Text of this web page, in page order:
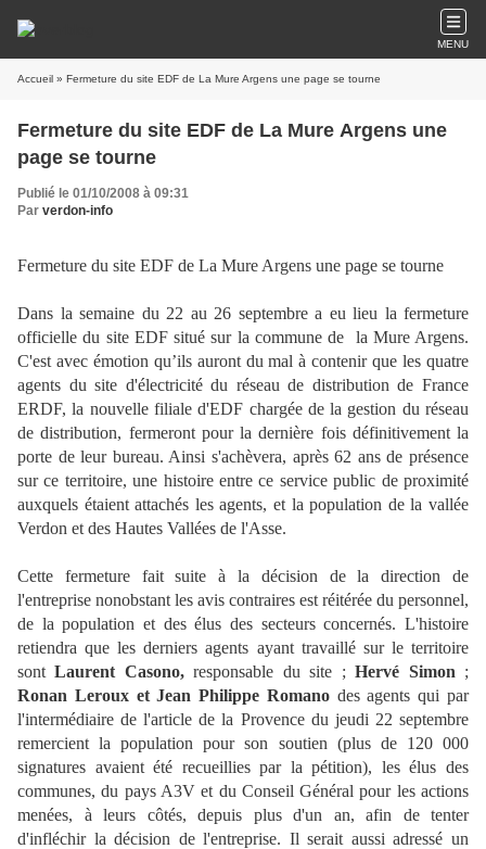
MENU
Accueil » Fermeture du site EDF de La Mure Argens une page se tourne
Fermeture du site EDF de La Mure Argens une
page se tourne
Publié le 01/10/2008 à 09:31
Par verdon-info
Fermeture du site EDF de La Mure Argens une page se tourne
Dans la semaine du 22 au 26 septembre a eu lieu la fermeture
officielle du site EDF situé sur la commune de la Mure Argens.
C'est avec émotion qu’ils auront du mal à contenir que les quatre
agents du site d'électricité du réseau de distribution de France
ERDF, la nouvelle filiale d'EDF chargée de la gestion du réseau
de distribution, fermeront pour la dernière fois définitivement la
porte de leur bureau. Ainsi s'achèvera, après 62 ans de présence
sur ce territoire, une histoire entre ce service public de proximité
auxquels étaient attachés les agents, et la population de la vallée
Verdon et des Hautes Vallées de l'Asse.
Cette fermeture fait suite à la décision de la direction de
l'entreprise nonobstant les avis contraires est réitérée du personnel,
de la population et des élus des secteurs concernés. L'histoire
retiendra que les derniers agents ayant travaillé sur le territoire
sontLaurent Casono,responsable du site ;Hervé Simon ;
Ronan Leroux et Jean Philippe Romanodes agents qui par
l'intermédiaire de l'article de la Provence du jeudi 22 septembre
remercient la population pour son soutien (plus de 120 000
signatures avaient été recueillies par la pétition), les élus des
communes, du pays A3V et du Conseil Général pour les actions
menées, à leurs côtés, depuis plus d'un an, afin de tenter
d'infléchir la décision de l'entreprise. Il serait aussi adressé un